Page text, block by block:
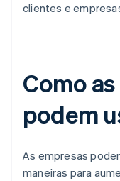
clientes e
Como
podem
As empresas
maneiras para